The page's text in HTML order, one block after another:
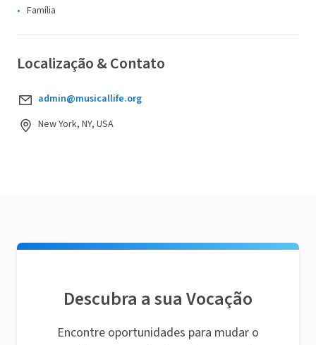
Família
Localização & Contato
admin@musicallife.org
New York, NY, USA
Descubra a sua Vocação
Encontre oportunidades para mudar o